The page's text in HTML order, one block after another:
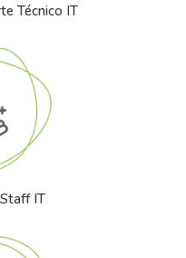
Técnico IT
IT